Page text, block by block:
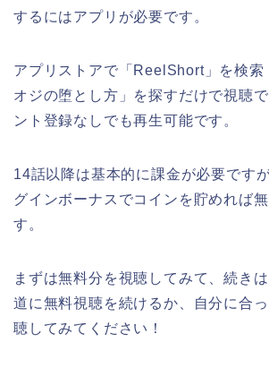
するにはアプリが必要です。
アプリストアで「ReelShort」を検索
オジの堕とし方」を探すだけで視聴
ント登録なしでも再生可能です。
14話以降は基本的に課金が必要です
グインボーナスでコインを貯めれば
す。
まずは無料分を視聴してみて、続き
道に無料視聴を続けるか、自分に合
聴してみてください！